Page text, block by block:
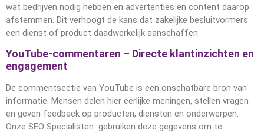
wat bedrijven nodig hebben en advertenties en content daarop
afstemmen. Dit verhoogt de kans dat zakelijke besluitvormers
een dienst of product daadwerkelijk aanschaffen.
YouTube-commentaren – Directe klantinzichten en
engagement
De commentsectie van YouTube is een onschatbare bron van
informatie. Mensen delen hier eerlijke meningen, stellen vragen
en geven feedback op producten, diensten en onderwerpen.
Onze SEO Specialisten gebruiken deze gegevens om te